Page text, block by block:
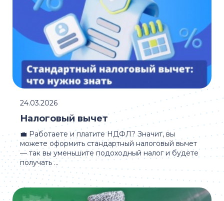
💼 Работаете и платите НДФЛ? Значит, вы
можете оформить стандартный налоговый вычет
— так вы уменьшите подоходный налог и будете
получать ...
Налоговый вычет
24.03.2026